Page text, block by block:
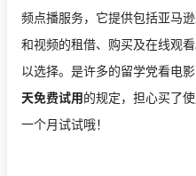
频点播服务，它提供包括亚马
和视频的租借、购买及在线观
以选择。是许多的留学党看电
天免费试用的规定，担心买了
一个月试试哦！